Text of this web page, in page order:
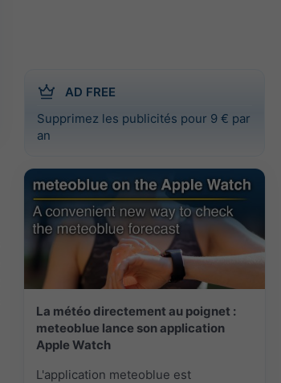
AD FREE
Supprimez les publicités pour 9 € par
an
La météo directement au poignet :
meteoblue lance son application
Apple Watch
L'application meteoblue est